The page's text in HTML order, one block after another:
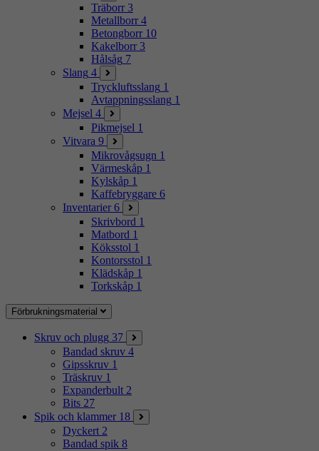
Träborr 3
Metallborr 4
Betongborr 10
Kakelborr 3
Hålsåg 7
Slang 4
Tryckluftsslang 1
Avtappningsslang 1
Mejsel 4
Pikmejsel 1
Vitvara 9
Mikrovågsugn 1
Värmeskåp 1
Kylskåp 1
Kaffebryggare 6
Inventarier 6
Skrivbord 1
Matbord 1
Köksstol 1
Kontorsstol 1
Klädskåp 1
Torkskåp 1
Förbrukningsmaterial
Skruv och plugg 37
Bandad skruv 4
Gipsskruv 1
Träskruv 1
Expanderbult 2
Bits 27
Spik och klammer 18
Dyckert 2
Bandad spik 8